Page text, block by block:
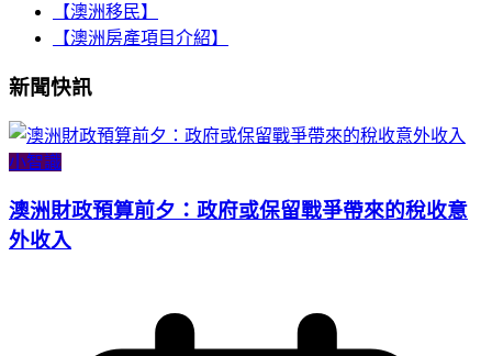
【澳洲移民】
【澳洲房產項目介紹】
新聞快訊
小智識
澳洲財政預算前夕：政府或保留戰爭帶來的稅收意
外收入